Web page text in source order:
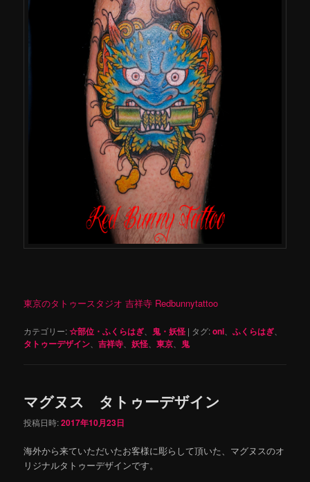
東京のタトゥースタジオ 吉祥寺 Redbunnytattoo
カテゴリー:☆部位・ふくらはぎ 鬼・妖怪 | タグ:oni 、ふくらはぎ
タトゥーデザイン 、吉祥寺 、妖怪 、東京 鬼
マグヌス タトゥーデザイン
投稿日時:2017年10月23日
海外から来ていただいたお客様に彫らして頂いた、マグヌスのオ
リジナルタトゥーデザインです。